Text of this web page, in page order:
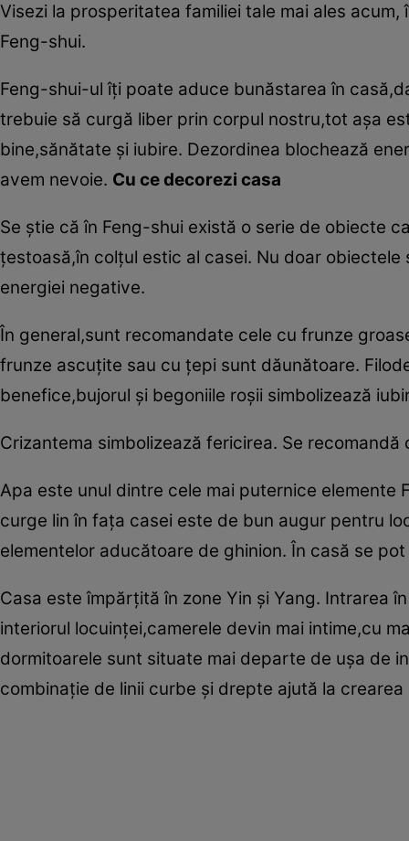
Visezi la prosperitatea familiei tale mai ales
Feng-shui.
Feng-shui-ul îţi poate aduce bunăstarea în
trebuie să curgă liber prin corpul nostru,tot aşa
bine,sănătate şi iubire. Dezordinea blochează
avem nevoie. Cu ce decorezi casa
Se ştie că în Feng-shui există o serie de obiecte
ţestoasă,în colţul estic al casei. Nu doar
energiei negative.
În general,sunt recomandate cele cu frunze
frunze ascuţite sau cu ţepi sunt dăunătoare.
benefice,bujorul şi begoniile roşii simbolizează
Crizantema simbolizează fericirea. Se
Apa este unul dintre cele mai puternice
curge lin în faţa casei este de bun augur pentru
elementelor aducătoare de ghinion. În casă se
Casa este împărţită în zone Yin şi Yang. Intrarea
interiorul locuinţei,camerele devin mai intime,cu
dormitoarele sunt situate mai departe de uşa de
combinaţie de linii curbe şi drepte ajută la